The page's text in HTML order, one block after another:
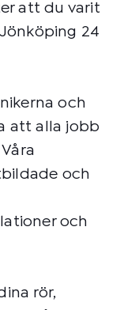
att du varit
24
och
att alla jobb
och
och
rör,